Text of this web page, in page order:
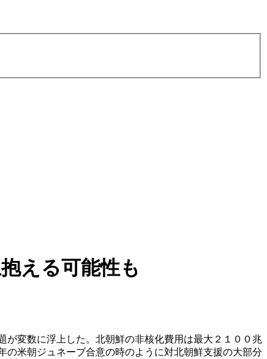
える可能性も
が変数に浮上した。北朝鮮の非核化費用は最大２１００兆
米朝ジュネーブ合意の時のように対北朝鮮支援の大部分